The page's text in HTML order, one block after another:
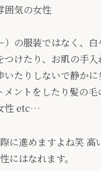
囲気の女性
の服装ではなく、
けたり、お肌の手
いたりしないで静か
ントをしたり髪の
性 etc…
に進めますよね笑
にはなれます。